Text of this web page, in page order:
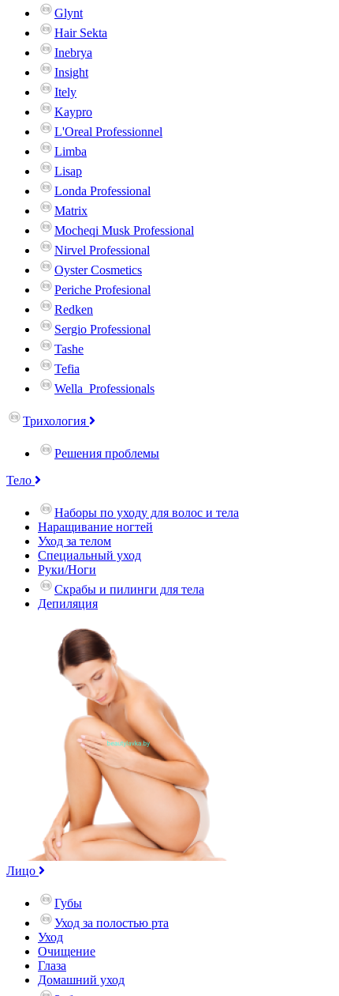
Glynt
Hair Sekta
Inebrya
Insight
Itely
Kaypro
L'Oreal Professionnel
Limba
Lisap
Londa Professional
Matrix
Mocheqi Musk Professional
Nirvel Professional
Oyster Cosmetics
Periche Profesional
Redken
Sergio Professional
Tashe
Tefia
Wella_Professionals
Трихология
Решения проблемы
Тело
Наборы по уходу для волос и тела
Наращивание ногтей
Уход за телом
Специальный уход
Руки/Ноги
Скрабы и пилинги для тела
Депиляция
Лицо
Губы
Уход за полостью рта
Уход
Очищение
Глаза
Домашний уход